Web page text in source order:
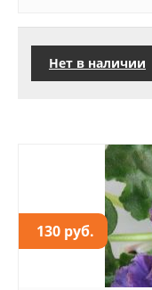
Нет в наличии
130 руб.